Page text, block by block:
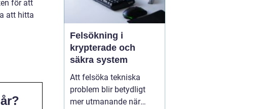
för att
att hitta
Felsökning i
krypterade och
säkra system
Att felsöka tekniska
problem blir betydligt
mer utmanande när